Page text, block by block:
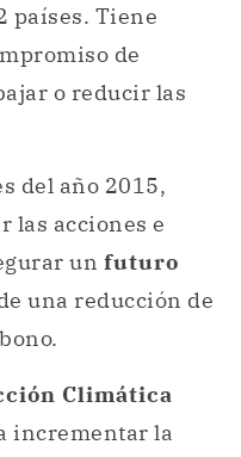
países. Tiene
de
o reducir las
del año 2015,
las acciones e
un futuro
una reducción de
Climática
incrementar la